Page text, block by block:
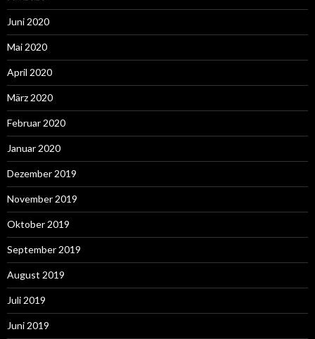
Juni 2020
Mai 2020
April 2020
März 2020
Februar 2020
Januar 2020
Dezember 2019
November 2019
Oktober 2019
September 2019
August 2019
Juli 2019
Juni 2019